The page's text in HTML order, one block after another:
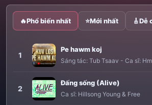
🔥Phổ biến nhất ⭐Mới nhất 🎸Dễ
1
Pe hawm koj
Sáng tác: Tub Tsaav - Ca sĩ:
2
Đấng sống (Alive)
Ca sĩ: Hillsong Young & Free